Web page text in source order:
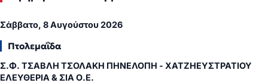
Σάββατο, 8 Αυγούστου 2026
Πτολεμαΐδα
Σ.Φ. ΤΣΑΒΛΗ ΤΣΟΛΑΚΗ ΠΗΝΕΛΟΠΗ - ΧΑΤΖΗΕΥΣΤΡΑΤΙΟΥ
ΕΛΕΥΘΕΡΙΑ & ΣΙΑ Ο.Ε.